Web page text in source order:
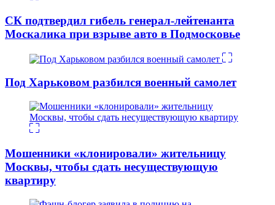
СК подтвердил гибель генерал-лейтенанта
Москалика при взрыве авто в Подмосковье
Под Харьковом разбился военный самолет
Мошенники «клонировали» жительницу
Москвы, чтобы сдать несуществующую
квартиру